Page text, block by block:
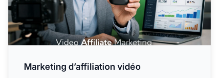
Marketing d’affiliation vidéo